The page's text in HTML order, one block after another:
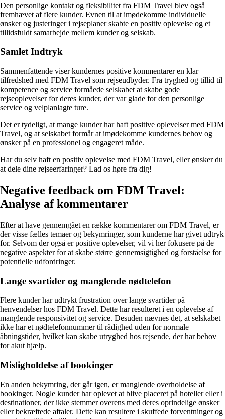
Den personlige kontakt og fleksibilitet fra FDM Travel blev også
fremhævet af flere kunder. Evnen til at imødekomme individuelle
ønsker og justeringer i rejseplaner skabte en positiv oplevelse og et
tillidsfuldt samarbejde mellem kunder og selskab.
Samlet Indtryk
Sammenfattende viser kundernes positive kommentarer en klar
tilfredshed med FDM Travel som rejseudbyder. Fra tryghed og tillid til
kompetence og service formåede selskabet at skabe gode
rejseoplevelser for deres kunder, der var glade for den personlige
service og velplanlagte ture.
Det er tydeligt, at mange kunder har haft positive oplevelser med FDM
Travel, og at selskabet formår at imødekomme kundernes behov og
ønsker på en professionel og engageret måde.
Har du selv haft en positiv oplevelse med FDM Travel, eller ønsker du
at dele dine rejseerfaringer? Lad os høre fra dig!
Negative feedback om FDM Travel:
Analyse af kommentarer
Efter at have gennemgået en række kommentarer om FDM Travel, er
der visse fælles temaer og bekymringer, som kunderne har givet udtryk
for. Selvom der også er positive oplevelser, vil vi her fokusere på de
negative aspekter for at skabe større gennemsigtighed og forståelse for
potentielle udfordringer.
Lange svartider og manglende nødtelefon
Flere kunder har udtrykt frustration over lange svartider på
henvendelser hos FDM Travel. Dette har resulteret i en oplevelse af
manglende responsivitet og service. Desuden nævnes det, at selskabet
ikke har et nødtelefonnummer til rådighed uden for normale
åbningstider, hvilket kan skabe utryghed hos rejsende, der har behov
for akut hjælp.
Misligholdelse af bookinger
En anden bekymring, der går igen, er manglende overholdelse af
bookinger. Nogle kunder har oplevet at blive placeret på hoteller eller i
destinationer, der ikke stemmer overens med deres oprindelige ønsker
eller bekræftede aftaler. Dette kan resultere i skuffede forventninger og